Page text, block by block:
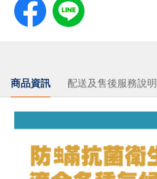
商品資訊 配送及售後服務說明